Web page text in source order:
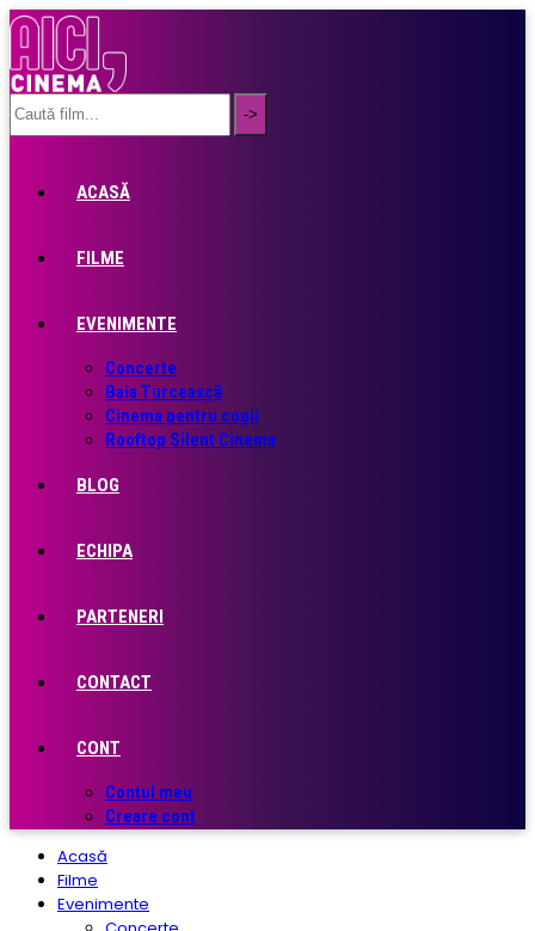
ACASĂ
FILME
EVENIMENTE
Concerte
Baia Turcească
Cinema pentru copii
Rooftop Silent Cinema
BLOG
ECHIPA
PARTENERI
CONTACT
CONT
Contul meu
Creare cont
Acasă
Filme
Evenimente